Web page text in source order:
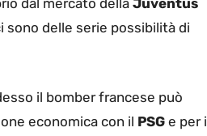
dal mercato della Juventus
sono delle serie possibilità di
il bomber francese può
economica con il PSG e per i